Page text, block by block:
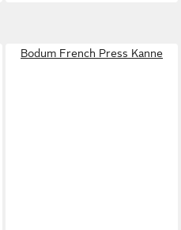
Bodum French Press Kanne